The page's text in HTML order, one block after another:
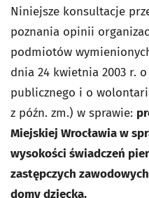
Niniejsze konsultacje
poznania opinii
podmiotów
dnia 24 kwietnia 2003 r.
publicznego i o
z późn. zm.) w sprawie:
Miejskiej Wrocławia w
wysokości świadczeń
zastępczych
domy dziecka.